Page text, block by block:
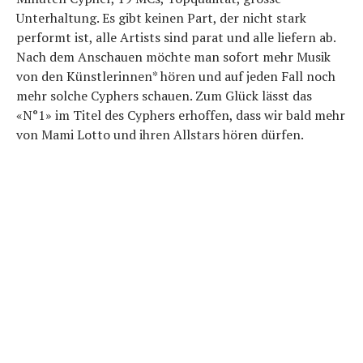
Unterhaltung. Es gibt keinen Part, der nicht stark
performt ist, alle Artists sind parat und alle liefern ab.
Nach dem Anschauen möchte man sofort mehr Musik
von den Künstlerinnen* hören und auf jeden Fall noch
mehr solche Cyphers schauen. Zum Glück lässt das
«N°1» im Titel des Cyphers erhoffen, dass wir bald mehr
von Mami Lotto und ihren Allstars hören dürfen.